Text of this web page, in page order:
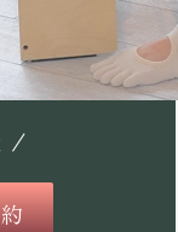
/